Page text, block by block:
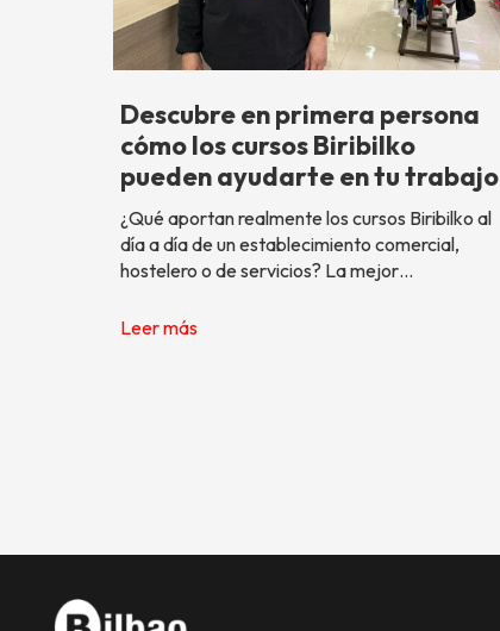
Descubre en primera persona
cómo los cursos Biribilko
pueden ayudarte en tu trabajo
¿Qué aportan realmente los cursos Biribilko al
día a día de un establecimiento comercial,
hostelero o de servicios? La mejor…
Leer más